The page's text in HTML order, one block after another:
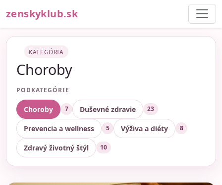
zenskyklub.sk
KATEGÓRIA
Choroby
PODKATEGÓRIE
Choroby 7 Duševné zdravie 23
Prevencia a wellness 5 Výživa a diéty 8
Zdravý životný štýl 10